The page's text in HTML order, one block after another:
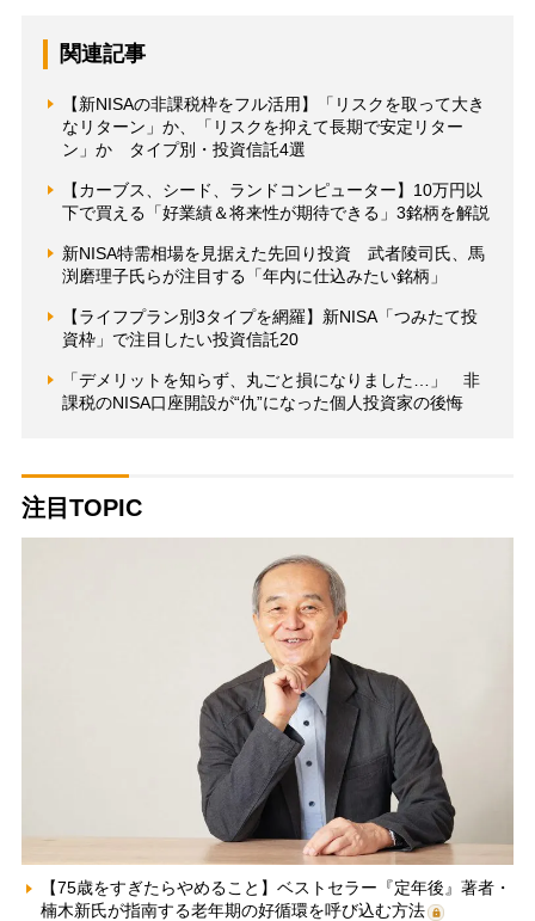
関連記事
【新NISAの非課税枠をフル活用】「リスクを取って大き
なリターン」か、「リスクを抑えて長期で安定リター
ン」か タイプ別・投資信託4選
【カーブス、シード、ランドコンピューター】10万円以
下で買える「好業績＆将来性が期待できる」3銘柄を解説
新NISA特需相場を見据えた先回り投資 武者陵司氏、馬
渕磨理子氏らが注目する「年内に仕込みたい銘柄」
【ライフプラン別3タイプを網羅】新NISA「つみたて投
資枠」で注目したい投資信託20
「デメリットを知らず、丸ごと損になりました…」 非
課税のNISA口座開設が“仇”になった個人投資家の後悔
注目TOPIC
【75歳をすぎたらやめること】ベストセラー『定年後』著者・
楠木新氏が指南する老年期の好循環を呼び込む方法